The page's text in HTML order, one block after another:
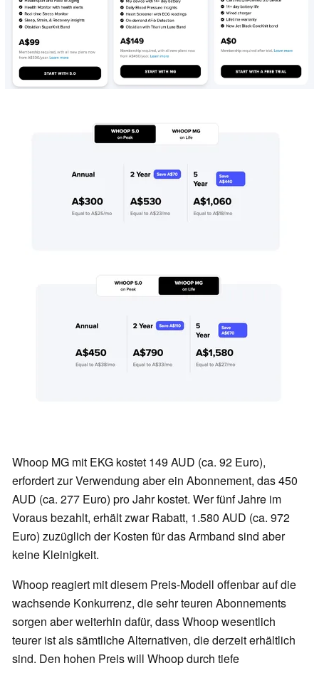
Whoop MG mit EKG kostet 149 AUD (ca. 92 Euro),
erfordert zur Verwendung aber ein Abonnement, das 450
AUD (ca. 277 Euro) pro Jahr kostet. Wer fünf Jahre im
Voraus bezahlt, erhält zwar Rabatt, 1.580 AUD (ca. 972
Euro) zuzüglich der Kosten für das Armband sind aber
keine Kleinigkeit.
Whoop reagiert mit diesem Preis-Modell offenbar auf die
wachsende Konkurrenz, die sehr teuren Abonnements
sorgen aber weiterhin dafür, dass Whoop wesentlich
teurer ist als sämtliche Alternativen, die derzeit erhältlich
sind. Den hohen Preis will Whoop durch tiefe